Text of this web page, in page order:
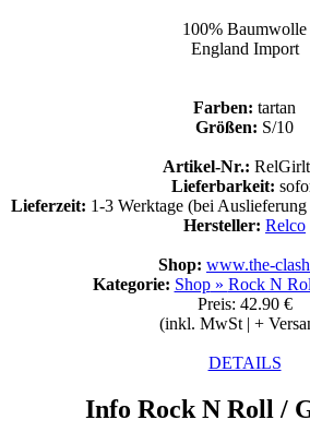
100% Baumwolle
England Import
Farben: tartan
Größen: S/10
Artikel-Nr.:
Lieferbarkeit:
Lieferzeit: 1-3 Werktage (bei
Hersteller: Relco
Shop: www.the-
Kategorie: Shop» Rock N
Preis: 42.90 €
(inkl. MwSt | +
DETAILS
Info Rock N Roll /